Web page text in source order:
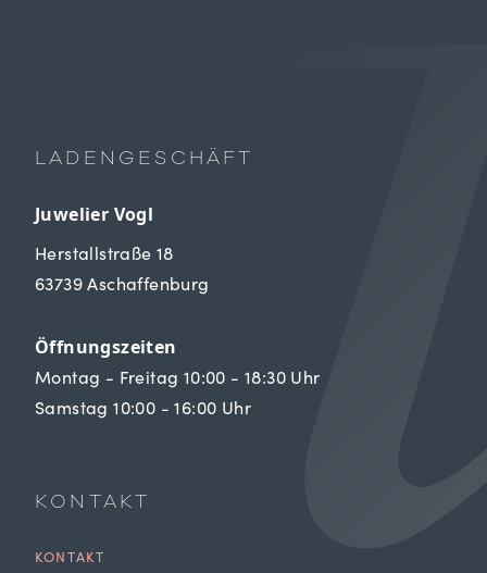
LADENGESCHÄFT
Juwelier Vogl
Herstallstraße 18
63739 Aschaffenburg
Öffnungszeiten
Montag - Freitag 10:00 - 18:30 Uhr
Samstag 10:00 - 16:00 Uhr
KONTAKT
KONTAKT